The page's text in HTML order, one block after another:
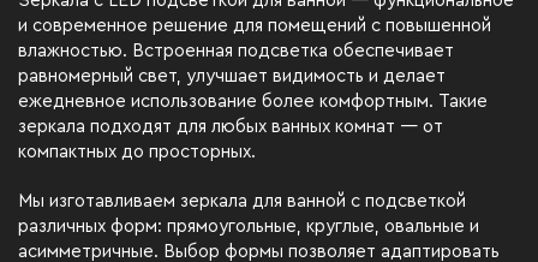
и современное решение для помещений с повышенной
влажностью. Встроенная подсветка обеспечивает
равномерный свет, улучшает видимость и делает
ежедневное использование более комфортным. Такие
зеркала подходят для любых ванных комнат — от
компактных до просторных.
Мы изготавливаем зеркала для ванной с подсветкой
различных форм: прямоугольные, круглые, овальные и
асимметричные. Выбор формы позволяет адаптировать